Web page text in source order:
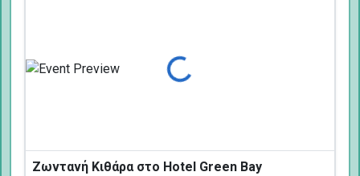
Φόρτωση...
Ζωντανή Κιθάρα στο Hotel Green Bay